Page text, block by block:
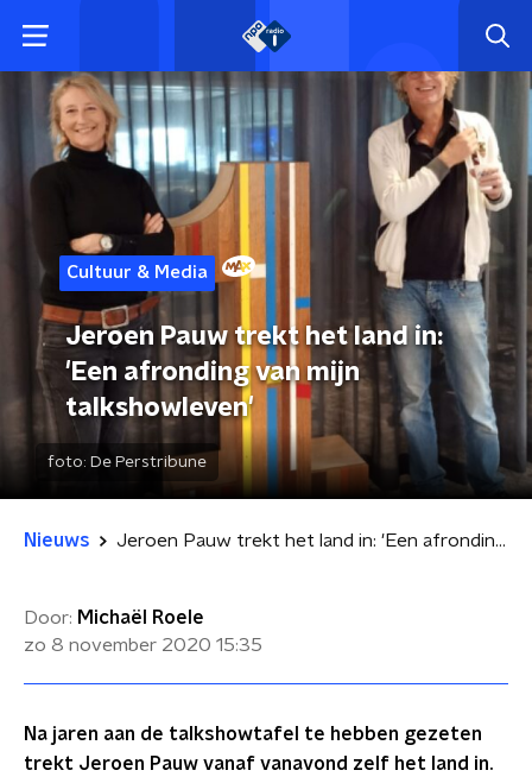
Cultuur & Media
Jeroen Pauw trekt het land in:
'Een afronding van mijn
talkshowleven'
foto: De Perstribune
Nieuws Jeroen Pauw trekt het land in: 'Een afronding van mijn talkshowleven'
Door: Michaël Roele
zo 8 november 2020 15:35
Na jaren aan de talkshowtafel te hebben gezeten
trekt Jeroen Pauw vanaf vanavond zelf het land in.